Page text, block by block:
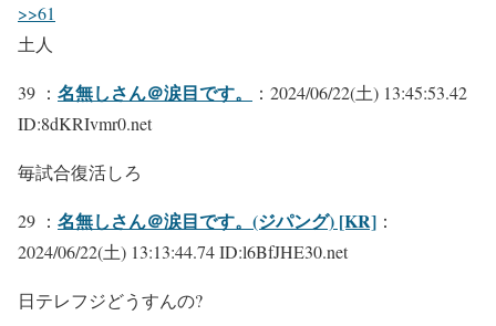
>>61
土人
39 ： 名無しさん＠涙目です。
：2024/06/22(土) 13:45:53.42
ID:8dKRIvmr0.net
毎試合復活しろ
29 ： 名無しさん＠涙目です。(ジパング) [KR] ：
2024/06/22(土) 13:13:44.74 ID:l6BfJHE30.net
日テレフジどうすんの?